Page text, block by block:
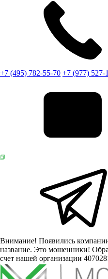
+7 (495) 782-55-70 +7 (977) 527-
Внимание! Появились
название. Это мошенники!
счет нашей организации